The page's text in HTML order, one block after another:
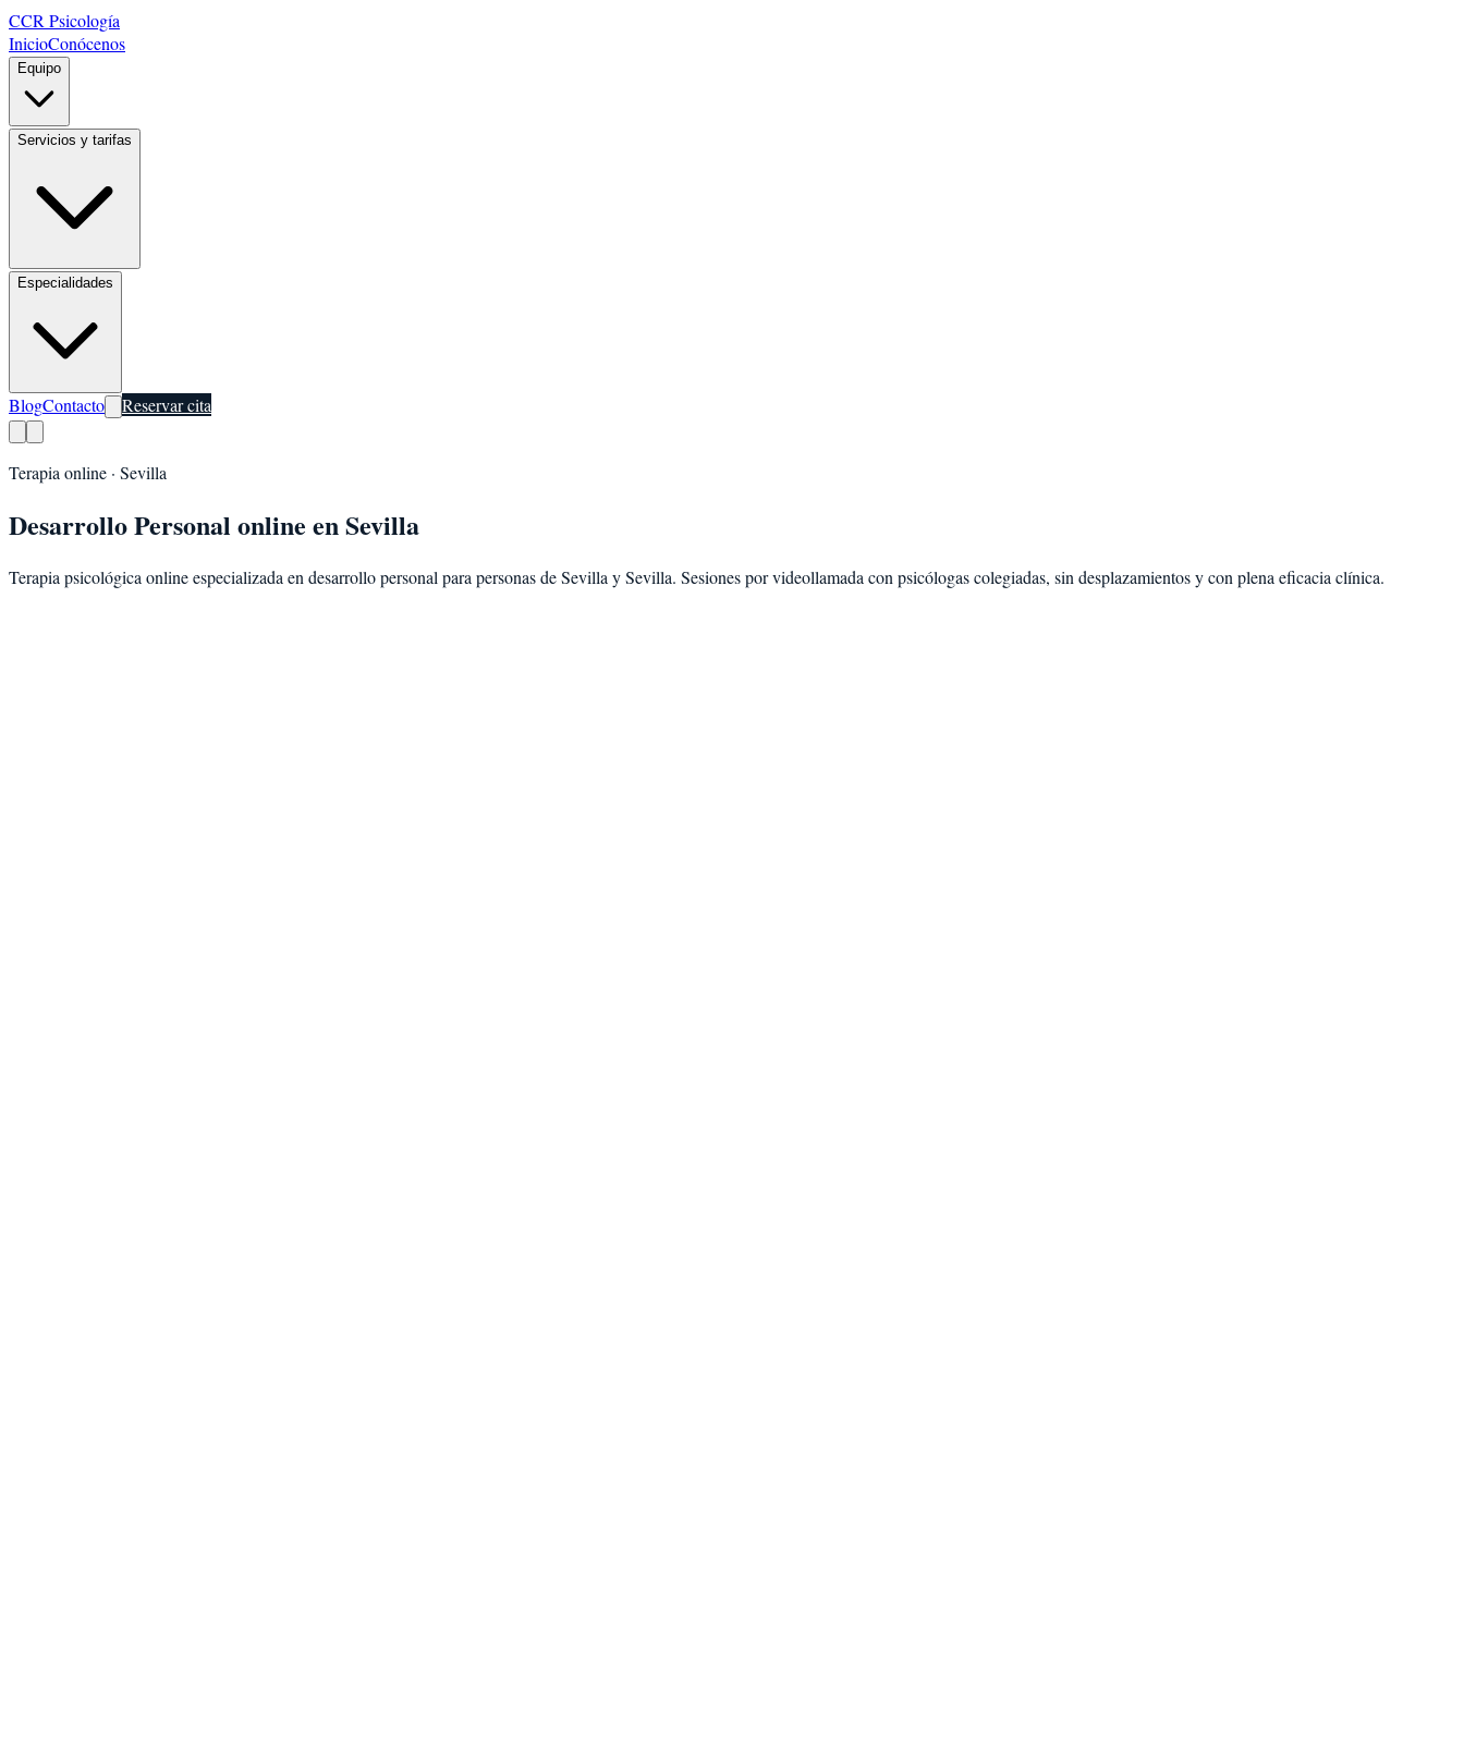
CCR Psicología
InicioConócenos
Equipo
Servicios y tarifas
Especialidades
BlogContacto Reservar cita
Terapia online · Sevilla
Desarrollo Personal online enSevilla
Terapia psicológica online especializada en desarrollo personal para personas deSevilla ySevilla. Sesiones por videollamada con psicólogas colegiadas, sin desplazamientos y con plena eficacia clínica.